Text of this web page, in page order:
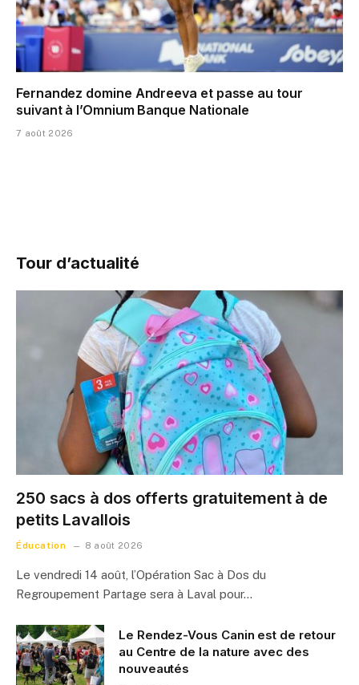
Fernandez domine Andreeva et passe au tour
suivant à l’Omnium Banque Nationale
7 août 2026
Tour d’actualité
250 sacs à dos offerts gratuitement à de
petits Lavallois
Éducation 8 août 2026
Le vendredi 14 août, l’Opération Sac à Dos du
Regroupement Partage sera à Laval pour…
Le Rendez-Vous Canin est de retour
au Centre de la nature avec des
nouveautés